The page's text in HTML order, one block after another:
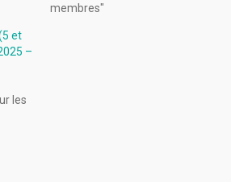
membres"
et
–
les